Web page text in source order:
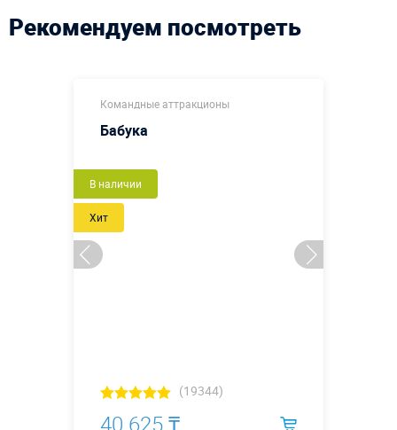
Рекомендуем посмотреть
Командные аттракционы
Бабука
Новый
Хит
В наличии
(19344)
40 625 ₸